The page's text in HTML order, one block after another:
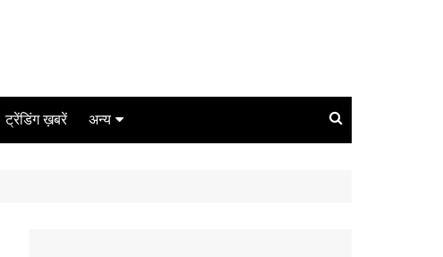
ट्रेंडिंग ख़बरें अन्य